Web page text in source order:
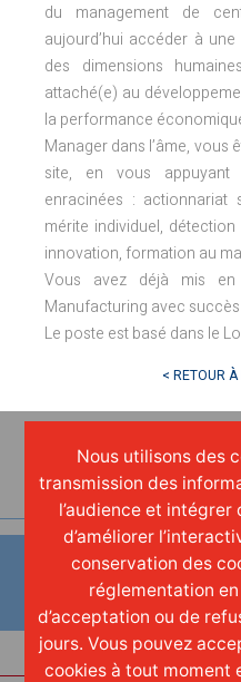
du management de
aujourd’hui accéder à
des dimensions
attaché(e) au
la performance
Manager dans l’âme, vous
site, en vous
enracinées : actionnariat
mérite individuel,
innovation, formation au
Vous avez déjà mis
Manufacturing avec succès
Le poste est basé dans le
< RETOUR
à
Nous utilisons des
transmission des
l’audience et
d’améliorer
conservation des
réglementation
d’acceptation ou de
jours. Vous pouvez
cookies à tout moment